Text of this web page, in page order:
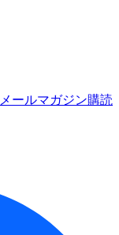
メールマガジン購読